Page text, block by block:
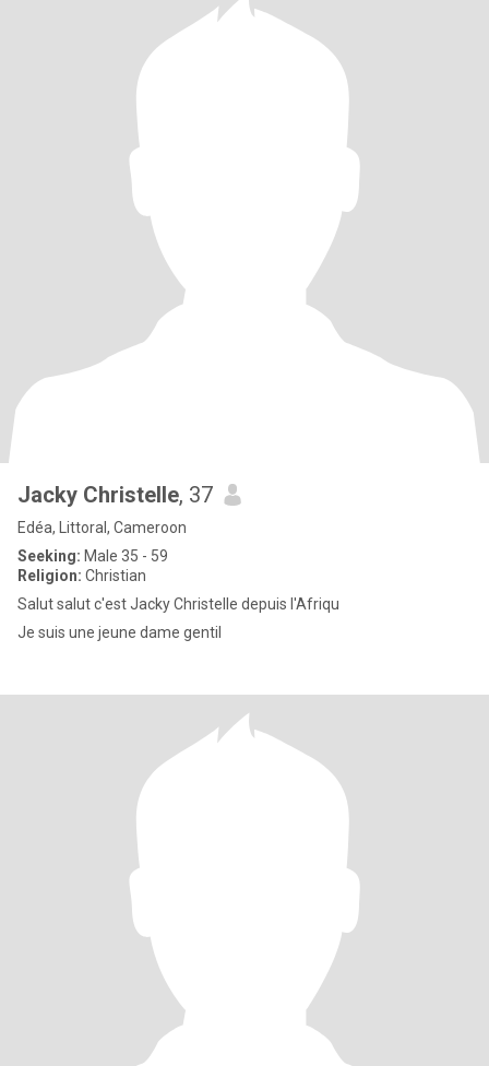
Jacky Christelle, 37
Edéa, Littoral, Cameroon
Seeking: Male 35 - 59
Religion: Christian
Salut salut c'est Jacky Christelle depuis l'Afriqu
Je suis une jeune dame gentil